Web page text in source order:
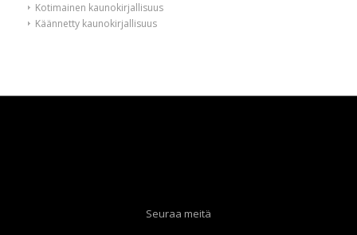
Kotimainen kaunokirjallisuus
Käännetty kaunokirjallisuus
Seuraa meitä